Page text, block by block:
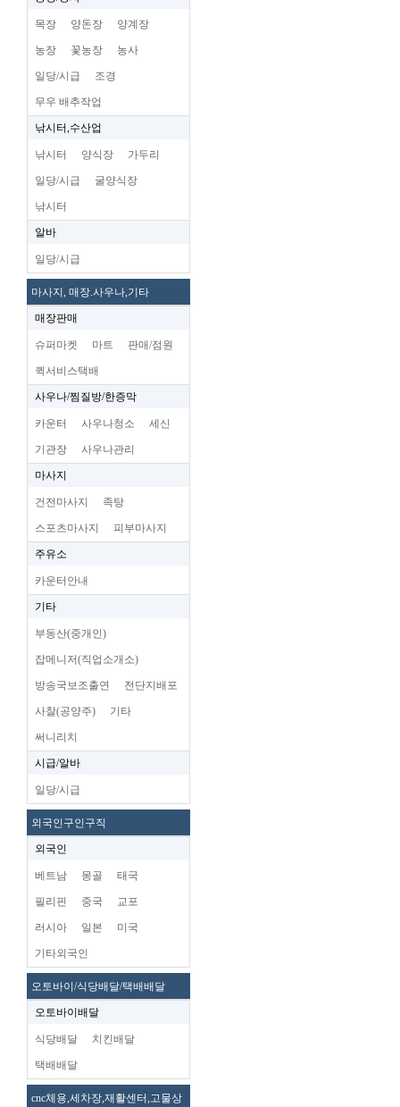
목장 양돈장 양계장
농장 꽃농장 농사
일당/시급 조경
무우 배추작업
낚시터,수산업
낚시터 양식장 가두리
일당/시급 굴양식장
낚시터
알바
일당/시급
마사지, 매장.사우나,기타
매장판매
슈퍼마켓 마트 판매/점원
퀵서비스택배
사우나/찜질방/한증막
카운터 사우나청소 세신
기관장 사우나관리
마사지
건전마사지 족탕
스포츠마사지 피부마사지
주유소
카운터안내
기타
부동산(중개인)
잡메니저(직업소개소)
방송국보조출연 전단지배포
사찰(공양주) 기타
써니리치
시급/알바
일당/시급
외국인구인구직
외국인
베트남 몽골 태국
필리핀 중국 교포
러시아 일본 미국
기타외국인
오토바이/식당배달/택배배달
오토바이배달
식당배달 치킨배달
택배배달
cnc체용,세차장,재활센터,고물상